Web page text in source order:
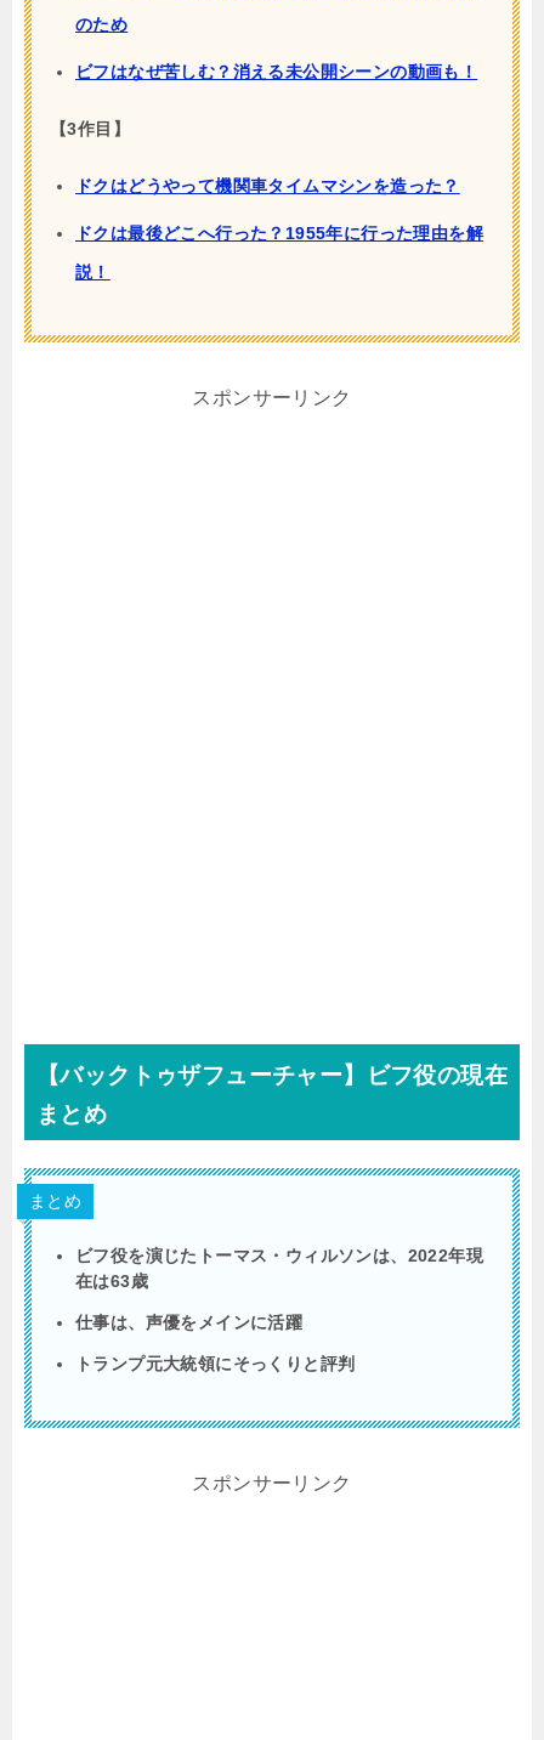
のため
ビフはなぜ苦しむ？消える未公開シーンの動画も！
【3作目】
ドクはどうやって機関車タイムマシンを造った？
ドクは最後どこへ行った？1955年に行った理由を解
説！
スポンサーリンク
【バックトゥザフューチャー】ビフ役の現在
まとめ
まとめ
ビフ役を演じたトーマス・ウィルソンは、2022年現
在は63歳
仕事は、声優をメインに活躍
トランプ元大統領にそっくりと評判
スポンサーリンク